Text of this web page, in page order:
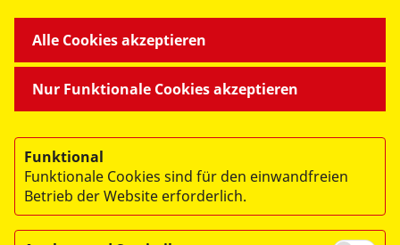
MITMACHEN & HELFEN
BESONDERE PROJEKTE
Nur Funktionale Cookies akzeptieren
Alle Cookies akzeptieren
Funktional
Funktionale Cookies sind für den einwandfreien
Betrieb der Website erforderlich.